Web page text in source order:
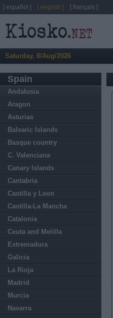
Saturday, 8/Aug/2026
Spain
Andalusia
Aragon
Asturias
Balearic Islands
Basque country
C. Valenciana
Canary Islands
Cantabria
Castilla y Leon
Castilla-La Mancha
Catalonia
Ceuta and Melilla
Extremadura
Galicia
La Rioja
Madrid
Murcia
Navarra
[ español ] [ english ] [ français ]